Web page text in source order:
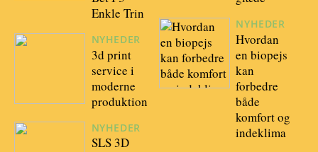
Enkle Trin
NYHEDER
3d print
service i
moderne
produktion
NYHEDER
SLS 3D
NYHEDER
Hvordan
en biopejs
kan
forbedre
både
komfort og
indeklima